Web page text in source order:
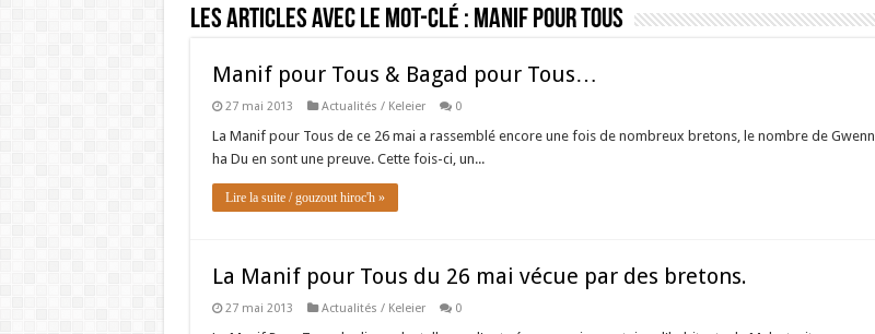
Les articles avec le mot-clé : manif pour tous
Manif pour Tous & Bagad pour Tous…
27 mai 2013 Actualités / Keleier 0
La Manif pour Tous de ce 26 mai a rassemblé encore une fois de nombreux bretons, le nombre de Gwenn
ha Du en sont une preuve. Cette fois-ci, un...
Lire la suite / gouzout hiroc'h »
La Manif pour Tous du 26 mai vécue par des bretons.
27 mai 2013 Actualités / Keleier 0